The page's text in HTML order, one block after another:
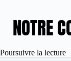
NOTRE
Poursuivre la lecture